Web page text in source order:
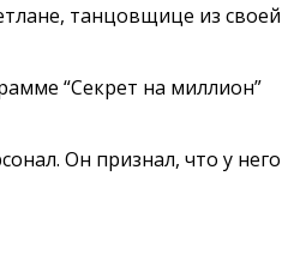
танцовщице из своей
“Секрет на миллион”
Он признал, что у него